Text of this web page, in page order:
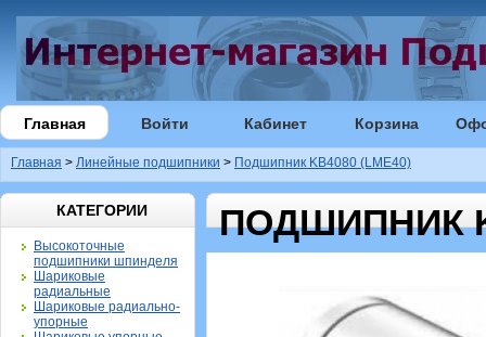
Главная Войти Кабинет Корзина
Главная > Линейные подшипники > Подшипник KB4080 (LME40)
КАТЕГОРИИ
Высокоточные
подшипники шпинделя
Шариковые
радиальные
Шариковые радиально-
упорные
ПОДШИПНИК